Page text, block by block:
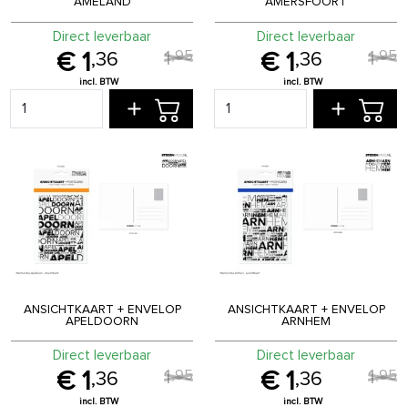
1 ,36 1,95
Direct leverbaar
1 ,36 1,95
Direct leverbaar
ANSICHTKAART + ENVELOP
APELDOORN
1 ,36 1,95
Direct leverbaar
ANSICHTKAART + ENVELOP
ARNHEM
1 ,36 1,95
Direct leverbaar